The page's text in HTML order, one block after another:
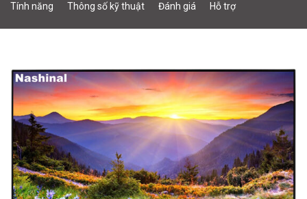
Tính năng Thông số kỹ thuật Đánh giá Hỗ trợ